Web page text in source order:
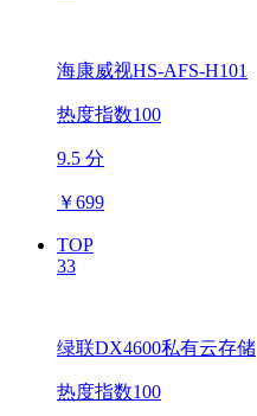
海康威视HS-AFS-H101
热度指数100
9.5 分
￥699
TOP
33
绿联DX4600私有云存储
热度指数100